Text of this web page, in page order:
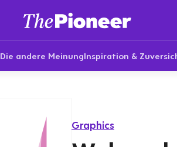
Die andere MeinungInspiration &
Graphics